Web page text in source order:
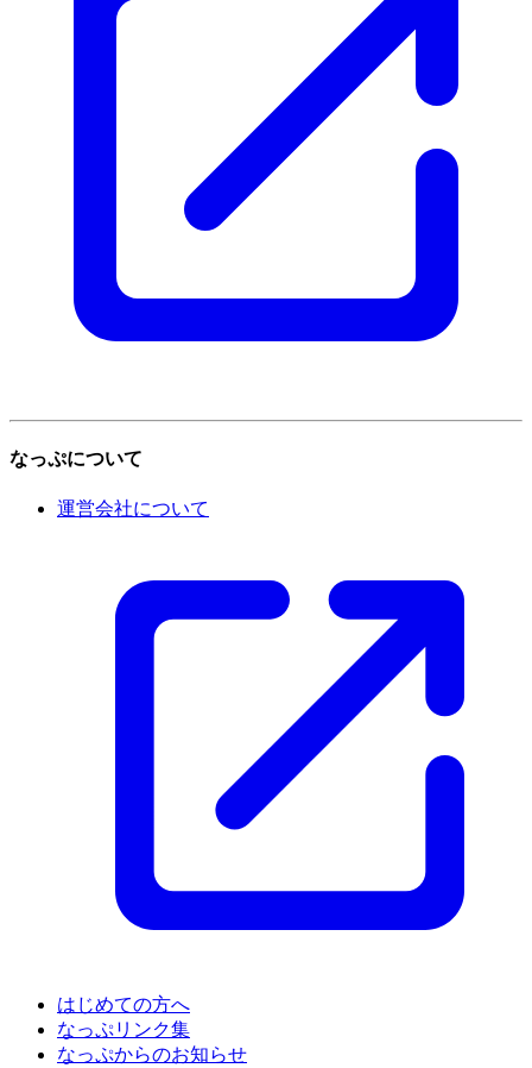
なっぷについて
運営会社について
はじめての方へ
なっぷリンク集
なっぷからのお知らせ